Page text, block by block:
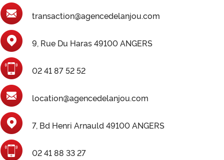
transaction@agencedelanjou.com
9, Rue Du Haras 49100 ANGERS
02 41 87 52 52
location@agencedelanjou.com
7, Bd Henri Arnauld 49100 ANGERS
02 41 88 33 27